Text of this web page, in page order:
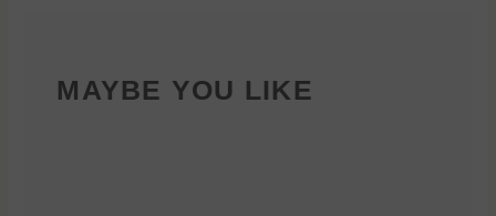
MAYBE YOU LIKE